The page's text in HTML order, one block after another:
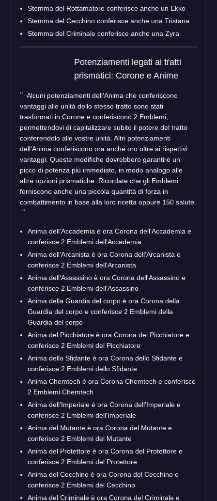
Stemma del Rottamatore conferisce anche un Ekko
Stemma del Cecchino conferisce anche una Tristana
Stemma del Criminale conferisce anche una Zyra
Potenziamenti legati ai tratti
prismatici: Corone e Anime
Alcuni potenziamenti dell'Anima che conferiscono
vantaggi alle unità dello stesso tratto sono stati
trasformati in Corone e conferiscono 2 Emblemi,
permettendovi di capitalizzare subito il potere del tratto
conferendolo alle vostre unità. Altri potenziamenti
dell'Anima conferiscono ora anche oro oltre ai rispettivi
vantaggi. Queste modifiche dovrebbero garantire un
picco di potenza più immediato, in modo analogo alle
altre opzioni prismatiche. Ricordate che gli Emblemi
forniscono anche una piccola quantità di forza in
combattimento in base alla loro ricetta oppure 150 salute.
Anima dell'Accademia è ora Corona dell'Accademia e
conferisce 2 Emblemi dell'Accademia
Anima dell'Arcanista è ora Corona dell'Arcanista e
conferisce 2 Emblemi dell'Arcanista
Anima dell'Assassino è ora Corona dell'Assassino e
conferisce 2 Emblemi dell'Assassino
Anima della Guardia del corpo è ora Corona della
Guardia del corpo e conferisce 2 Emblemi della
Guardia del corpo
Anima del Picchiatore è ora Corona del Picchiatore e
conferisce 2 Emblemi del Picchiatore
Anima dello Sfidante è ora Corona dello Sfidante e
conferisce 2 Emblemi dello Sfidante
Anima Chemtech è ora Corona Chemtech e conferisce
2 Emblemi Chemtech
Anima dell'Imperiale è ora Corona dell'Imperiale e
conferisce 2 Emblemi dell'Imperiale
Anima del Mutante è ora Corona del Mutante e
conferisce 2 Emblemi del Mutante
Anima del Protettore è ora Corona del Protettore e
conferisce 2 Emblemi del Protettore
Anima del Cecchino è ora Corona del Cecchino e
conferisce 2 Emblemi del Cecchino
Anima del Criminale è ora Corona del Criminale e